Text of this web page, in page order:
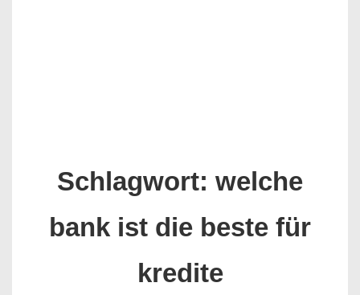
Schlagwort: welche
bank ist die beste für
kredite